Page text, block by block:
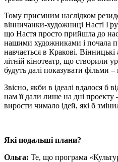
Тому приємним наслідком
вінничанки-художниці Насті
що Настя просто прийшла до
нашими художниками і почала
навчається в Кракові. Вінницькі
літній кінотеатр, що створили
будуть далі показувати фільми –
Звісно, якби в ідеалі вдалося б
нам її дали лише на дні проекту
вирости чимало ідей, які б
Які подальші плани?
Ольга: Те, що програма